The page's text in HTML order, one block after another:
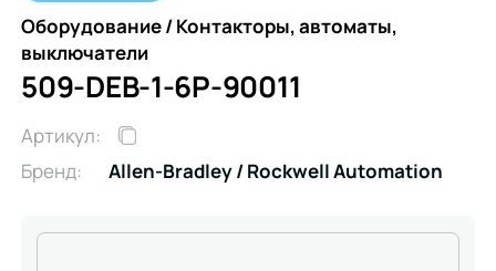
Оборудование / Контакторы, автоматы,
выключатели
509-DEB-1-6P-90011
Артикул:
Бренд:
Allen-Bradley / Rockwell Automation